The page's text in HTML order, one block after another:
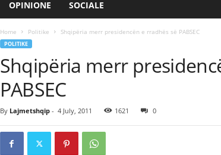
OPINIONE SOCIALE
Home Politike Shqipëria merr presidencën e rradhës së PABSEC
POLITIKE
Shqipëria merr
PABSEC
By Lajmetshqip- 4 July, 2011 1621 0